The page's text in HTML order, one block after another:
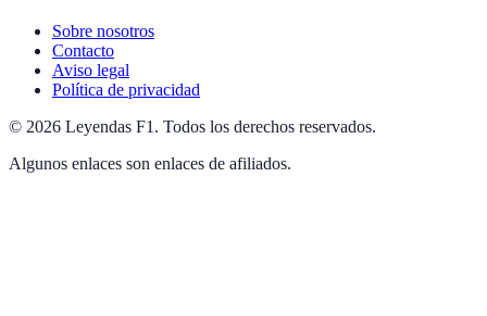
Sobre nosotros
Contacto
Aviso legal
Política de privacidad
© 2026 Leyendas F1 . Todos los derechos reservados.
Algunos enlaces son enlaces de afiliados.